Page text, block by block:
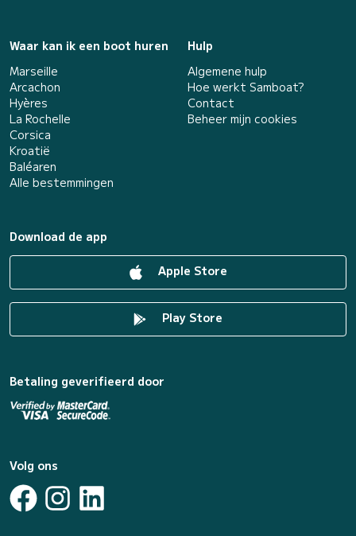
Waar kan ik een boot huren
Marseille
Arcachon
Hyères
La Rochelle
Corsica
Kroatië
Baléaren
Alle bestemmingen
Hulp
Algemene hulp
Hoe werkt Samboat?
Contact
Beheer mijn cookies
Download de app
Apple Store
Play Store
Betaling geverifieerd door
Volg ons